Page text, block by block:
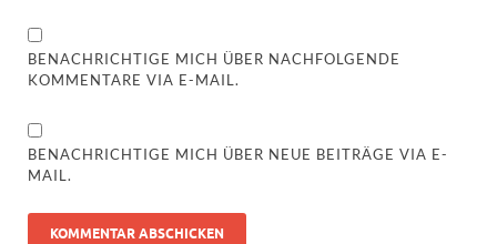
BENACHRICHTIGE MICH ÜBER NACHFOLGENDE
KOMMENTARE VIA E-MAIL.
BENACHRICHTIGE MICH ÜBER NEUE BEITRÄGE VIA E-
MAIL.